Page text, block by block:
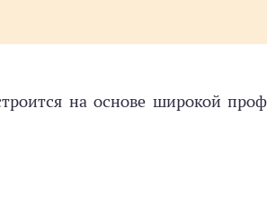
на основе широкой